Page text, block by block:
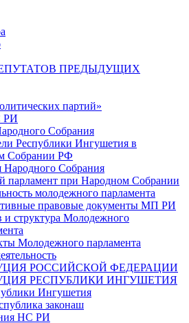
ПРЕДЫДУЩИХ
партий»
РИ
Собрания
Республики Ингушетия в
Собрании РФ
Собрания
парламент при Народном Собрании
молодежного парламента
правовые документы МП РИ
и структура Молодежного
Молодежного парламента
РОССИЙСКОЙ ФЕДЕРАЦИИ
РЕСПУБЛИКИ ИНГУШЕТИЯ
Ингушетия
законаш
НС РИ